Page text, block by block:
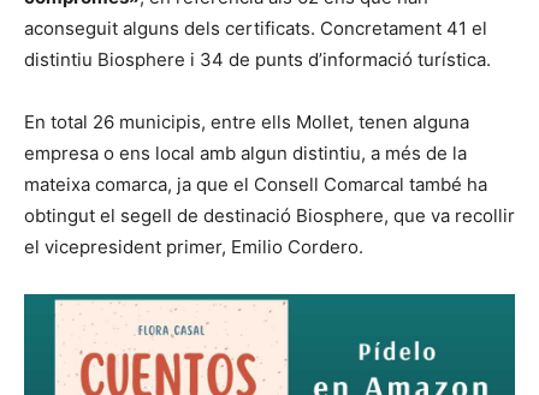
aconseguit alguns dels certificats. Concretament 41 el
distintiu Biosphere i 34 de punts d’informació turística.
En total 26 municipis, entre ells Mollet, tenen alguna
empresa o ens local amb algun distintiu, a més de la
mateixa comarca, ja que el Consell Comarcal també ha
obtingut el segell de destinació Biosphere, que va recollir
el vicepresident primer, Emilio Cordero.